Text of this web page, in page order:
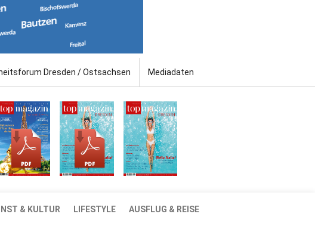
Dresden / Ostsachsen Mediadaten
& KULTUR LIFESTYLE AUSFLUG & REISE